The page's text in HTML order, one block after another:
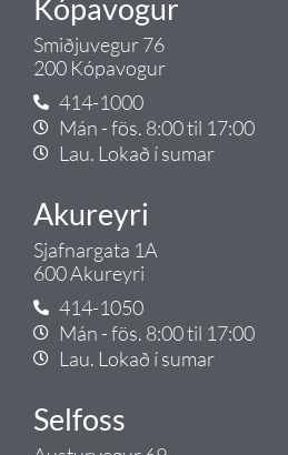
Kópavogur
Smiðjuvegur 76
200 Kópavogur
414-1000
Mán - fös. 8:00 til 17:00
Lau. Lokað í sumar
Akureyri
Sjafnargata 1A
600 Akureyri
414-1050
Mán - fös. 8:00 til 17:00
Lau. Lokað í sumar
Selfoss